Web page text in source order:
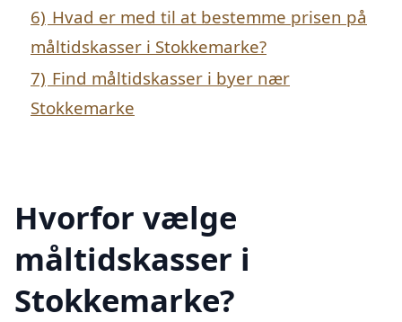
6) Hvad er med til at bestemme prisen på
måltidskasser i Stokkemarke?
7) Find måltidskasser i byer nær
Stokkemarke
Hvorfor vælge
måltidskasser i
Stokkemarke?